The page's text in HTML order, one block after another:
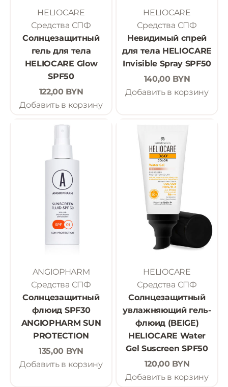
HELIOCARE
Средства СПФ
Солнцезащитный
гель для тела
HELIOCARE Glow
SPF50
122,00 BYN
Добавить в корзину
HELIOCARE
Средства СПФ
Невидимый спрей
для тела HELIOCARE
Invisible Spray SPF50
140,00 BYN
Добавить в корзину
ANGIOPHARM
Средства СПФ
Солнцезащитный
флюид SPF30
ANGIOPHARM SUN
PROTECTION
135,00 BYN
Добавить в корзину
HELIOCARE
Средства СПФ
Солнцезащитный
увлажняющий гель-
флюид (BEIGE)
HELIOCARE Water
Gel Suscreen SPF50
120,00 BYN
Добавить в корзину